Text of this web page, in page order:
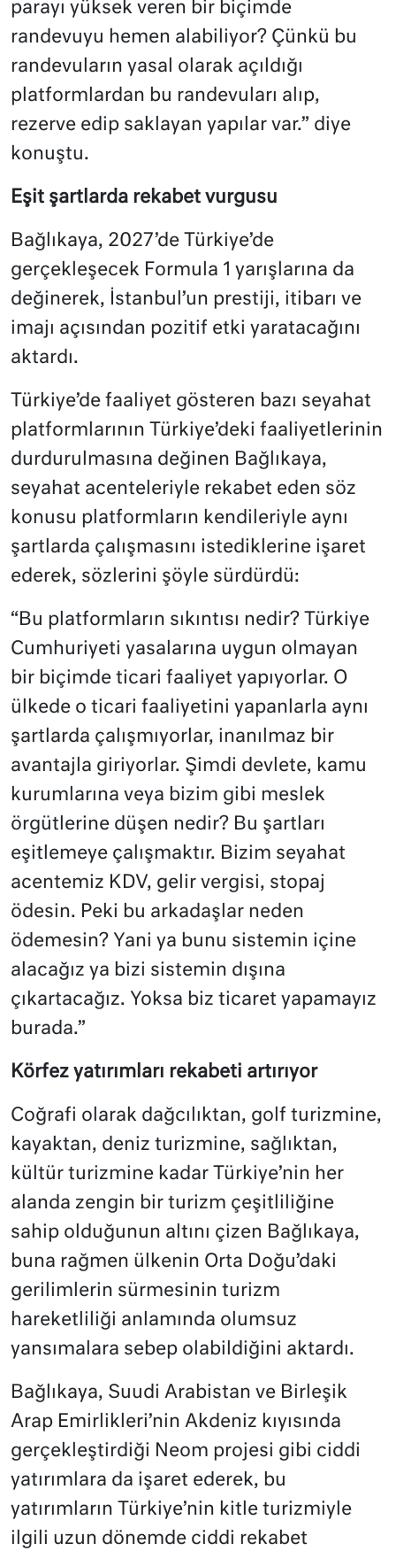
parayı yüksek veren bir biçimde
randevuyu hemen alabiliyor? Çünkü bu
randevuların yasal olarak açıldığı
platformlardan bu randevuları alıp,
rezerve edip saklayan yapılar var.” diye
konuştu.
Eşit şartlarda rekabet vurgusu
Bağlıkaya, 2027’de Türkiye’de
gerçekleşecek Formula 1 yarışlarına da
değinerek, İstanbul’un prestiji, itibarı ve
imajı açısından pozitif etki yaratacağını
aktardı.
Türkiye’de faaliyet gösteren bazı seyahat
platformlarının Türkiye’deki faaliyetlerinin
durdurulmasına değinen Bağlıkaya,
seyahat acenteleriyle rekabet eden söz
konusu platformların kendileriyle aynı
şartlarda çalışmasını istediklerine işaret
ederek, sözlerini şöyle sürdürdü:
“Bu platformların sıkıntısı nedir? Türkiye
Cumhuriyeti yasalarına uygun olmayan
bir biçimde ticari faaliyet yapıyorlar. O
ülkede o ticari faaliyetini yapanlarla aynı
şartlarda çalışmıyorlar, inanılmaz bir
avantajla giriyorlar. Şimdi devlete, kamu
kurumlarına veya bizim gibi meslek
örgütlerine düşen nedir? Bu şartları
eşitlemeye çalışmaktır. Bizim seyahat
acentemiz KDV, gelir vergisi, stopaj
ödesin. Peki bu arkadaşlar neden
ödemesin? Yani ya bunu sistemin içine
alacağız ya bizi sistemin dışına
çıkartacağız. Yoksa biz ticaret yapamayız
burada.”
Körfez yatırımları rekabeti artırıyor
Coğrafi olarak dağcılıktan, golf turizmine,
kayaktan, deniz turizmine, sağlıktan,
kültür turizmine kadar Türkiye’nin her
alanda zengin bir turizm çeşitliliğine
sahip olduğunun altını çizen Bağlıkaya,
buna rağmen ülkenin Orta Doğu’daki
gerilimlerin sürmesinin turizm
hareketliliği anlamında olumsuz
yansımalara sebep olabildiğini aktardı.
Bağlıkaya, Suudi Arabistan ve Birleşik
Arap Emirlikleri’nin Akdeniz kıyısında
gerçekleştirdiği Neom projesi gibi ciddi
yatırımlara da işaret ederek, bu
yatırımların Türkiye’nin kitle turizmiyle
ilgili uzun dönemde ciddi rekabet